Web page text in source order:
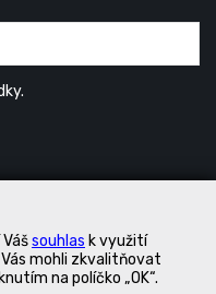
souhlas k využití
mohli zkvalitňovat
na políčko „OK“.